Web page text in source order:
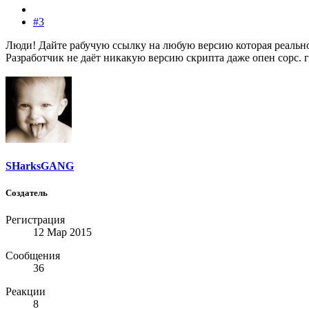
#3
Люди! Дайте рабучую ссылку на любую версию которая
Разработчик не даёт никакую версию скрипта даже опен сорс.
SHarksGANG
Создатель
Регистрация
12 Мар 2015
Сообщения
36
Реакции
8